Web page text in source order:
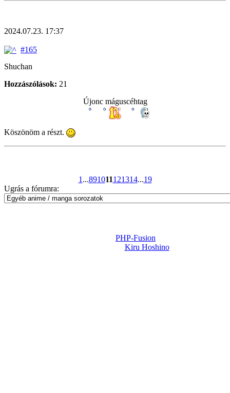
2024.07.23. 17:37
#165
Shuchan
Hozzászólások: 21
Újonc máguscéhtag
Köszönöm a részt.
1 ...891011121314...19
Ugrás a fórumra:
PHP-Fusion
Kiru Hoshino